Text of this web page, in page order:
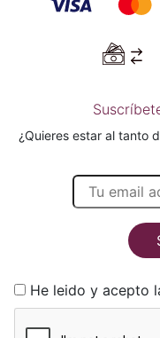
¿Quieres estar al tanto
He